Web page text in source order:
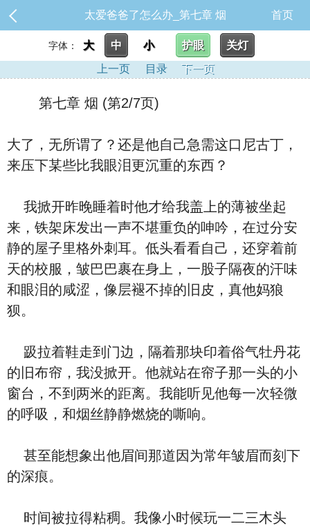
太爱爸爸了怎么办_第七章 烟 首页
字体： 大 中 小 护眼
关灯
上一页
目录 下一页
第七章 烟 (第2/7页)
大了，无所谓了？还是他自己急需这口尼古丁，
来压下某些比我眼泪更沉重的东西？
我掀开昨晚睡着时他才给我盖上的薄被坐起
来，铁架床发出一声不堪重负的呻吟，在过分安
静的屋子里格外刺耳。低头看看自己，还穿着前
天的校服，皱巴巴裹在身上，一股子隔夜的汗味
和眼泪的咸涩，像层褪不掉的旧皮，真他妈狼
狈。
趿拉着鞋走到门边，隔着那块印着俗气牡丹花
的旧布帘，我没掀开。他就站在帘子那一头的小
窗台，不到两米的距离。我能听见他每一次轻微
的呼吸，和烟丝静静燃烧的嘶响。
甚至能想象出他眉间那道因为常年皱眉而刻下
的深痕。
时间被拉得粘稠。我像小时候玩一二三木头